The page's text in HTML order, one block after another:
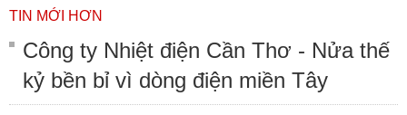
TIN MỚI HƠN
Công ty Nhiệt điện Cần Thơ - Nửa thế
kỷ bền bỉ vì dòng điện miền Tây